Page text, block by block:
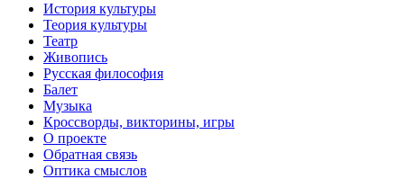
История культуры
Теория культуры
Театр
Живопись
Русская философия
Балет
Музыка
Кроссворды, викторины, игры
О проекте
Обратная связь
Оптика смыслов